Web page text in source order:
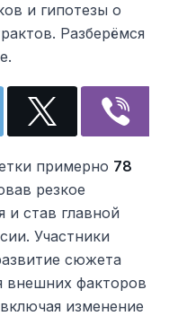
и гипотезы о
Разберёмся
примерно 78
резкое
став главной
Участники
сюжета
внешних факторов
изменение